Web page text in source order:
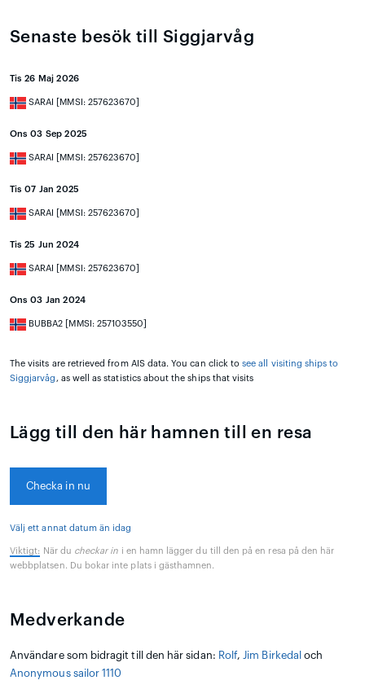
Senaste besök till Siggjarvåg
Tis 26 Maj 2026
SARAI [MMSI: 257623670]
Ons 03 Sep 2025
SARAI [MMSI: 257623670]
Tis 07 Jan 2025
SARAI [MMSI: 257623670]
Tis 25 Jun 2024
SARAI [MMSI: 257623670]
Ons 03 Jan 2024
BUBBA2 [MMSI: 257103550]
The visits are retrieved from AIS data. You can click tosee all visiting ships to
Siggjarvåg, as well as statistics about the ships that visits
Lägg till den här hamnen till en resa
Checka in nu
Välj ett annat datum än idag
Viktigt: När du checkar in i en hamn lägger du till den på en resa på den här
webbplatsen. Du bokar inte plats i gästhamnen.
Medverkande
Användare som bidragit till den här sidan: Rolf, Jim Birkedal och
Anonymous sailor 1110